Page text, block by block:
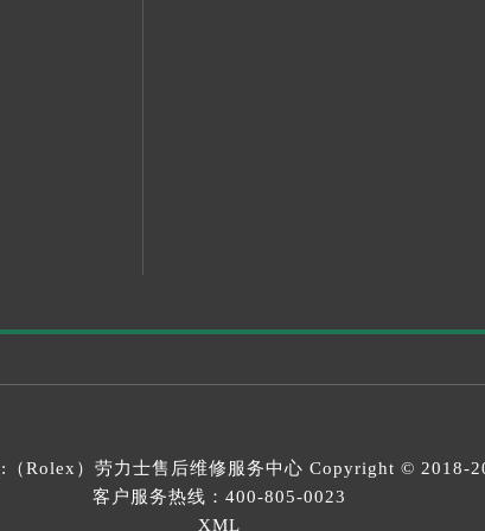
Rolex） 劳力士售后维修服务中心 Copyright © 2018-
客户服务热线： 400-805-0023
XML